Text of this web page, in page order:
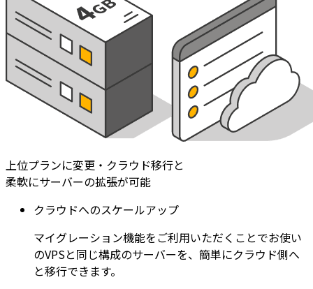
上位プランに変更・クラウド移行と
柔軟にサーバーの拡張が可能
クラウドへのスケールアップ
マイグレーション機能をご利用いただくことでお使い
のVPSと同じ構成のサーバーを、簡単にクラウド側へ
と移行できます。